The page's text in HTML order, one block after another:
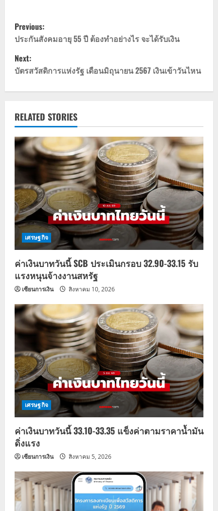
P
o
s
a
v
i
g
a
t
i
o
n
Previous:
ประกันสังคมอายุ 55 ปี ต้องทำอย่างไร จะได้รับเงิน
Next:
บัตรสวัสดิการแห่งรัฐ เดือนมิถุนายน 2567 เงินเข้าวันไหน
RELATED STORIES
เศรษฐกิจ
ค่าเงินบาทวันนี้ SCB ประเมินกรอบ 32.90-33.15 รับ
แรงหนุนจ้างงานสหรัฐ
เซียนการเงิน สิงหาคม 10, 2026
เศรษฐกิจ
ค่าเงินบาทวันนี้ 33.10-33.35 แข็งค่าตามราคาน้ำมัน
ดิ่งแรง
เซียนการเงิน สิงหาคม 5, 2026